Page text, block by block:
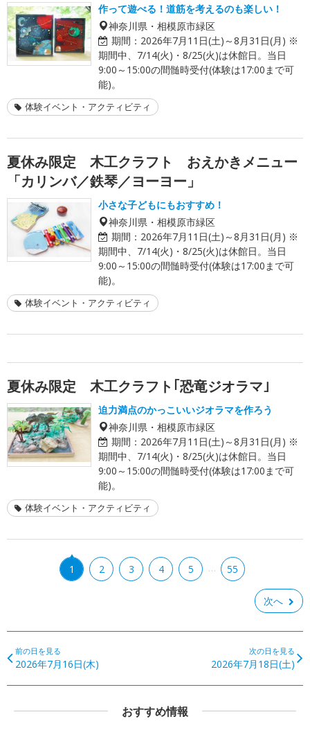
作って遊べる！道筋を考えるのも楽しい！
神奈川県・相模原市緑区
期間： 2026年7月11日(土)～8月31日(月) ※
期間中、7/14(火)・8/25(火)は休館日。当日
9:00～15:00の間髄時受付(体験は17:00まで可
能)。
体験イベント・アクティビティ
夏休み限定 木工クラフト おえかきメニュー
「カリンバ／鉄琴／ヨーヨー」
小さな子どもにもおすすめ！
神奈川県・相模原市緑区
期間： 2026年7月11日(土)～8月31日(月) ※
期間中、7/14(火)・8/25(火)は休館日。当日
9:00～15:00の間髄時受付(体験は17:00まで可
能)。
体験イベント・アクティビティ
夏休み限定 木工クラフト｢恐竜ジオラマ｣
迫力満点のかっこいいジオラマを作ろう
神奈川県・相模原市緑区
期間： 2026年7月11日(土)～8月31日(月) ※
期間中、7/14(火)・8/25(火)は休館日。当日
9:00～15:00の間髄時受付(体験は17:00まで可
能)。
体験イベント・アクティビティ
1 2 3 4 5 … 55
次へ
前の日を見る
2026年7月16日(木)
次の日を見る
2026年7月18日(土)
おすすめ情報